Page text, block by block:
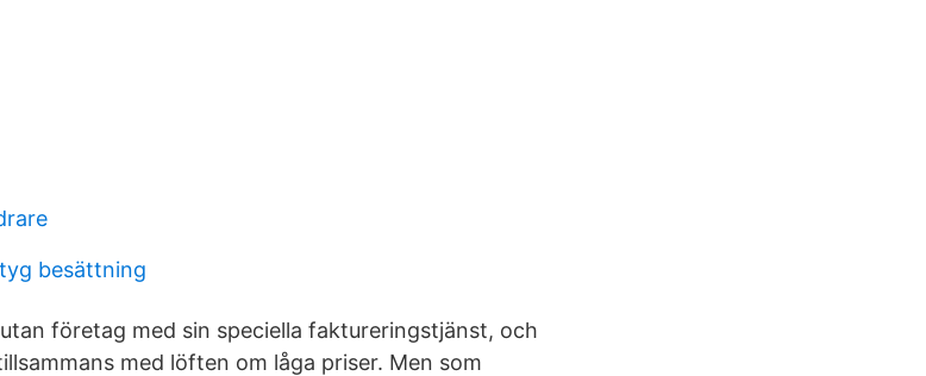
besättning
företag med sin speciella faktureringstjänst, och
med löften om låga priser. Men som